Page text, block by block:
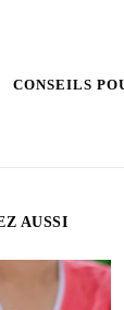
CONSEILS
AUSSI